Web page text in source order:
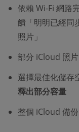
依賴 Wi-Fi 網路
饋「明明已經同
照片」
部分 iCloud 照片
選擇最佳化儲存
釋出部分容量
整個 iCloud 備